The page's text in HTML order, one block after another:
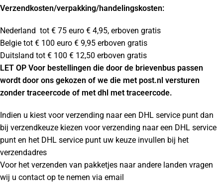
Verzendkosten/verpakking/handelingskosten:
Nederland tot € 75 euro € 4,95, erboven gratis
Belgie tot € 100 euro € 9,95 erboven gratis
Duitsland tot € 100 € 12,50 erboven gratis
LET OP Voor bestellingen die door de brievenbus passen
wordt door ons gekozen of we die met post.nl versturen
zonder traceercode of met dhl met traceercode.
Indien u kiest voor verzending naar een DHL service punt dan
bij verzendkeuze kiezen voor verzending naar een DHL service
punt en het DHL service punt uw keuze invullen bij het
verzendadres
Voor het verzenden van pakketjes naar andere landen vragen
wij u contact op te nemen via email